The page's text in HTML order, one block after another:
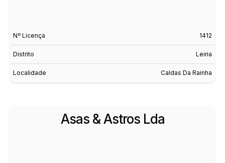
Nº Licença 1412
Distrito Leiria
Localidade Caldas Da Rainha
Asas & Astros Lda